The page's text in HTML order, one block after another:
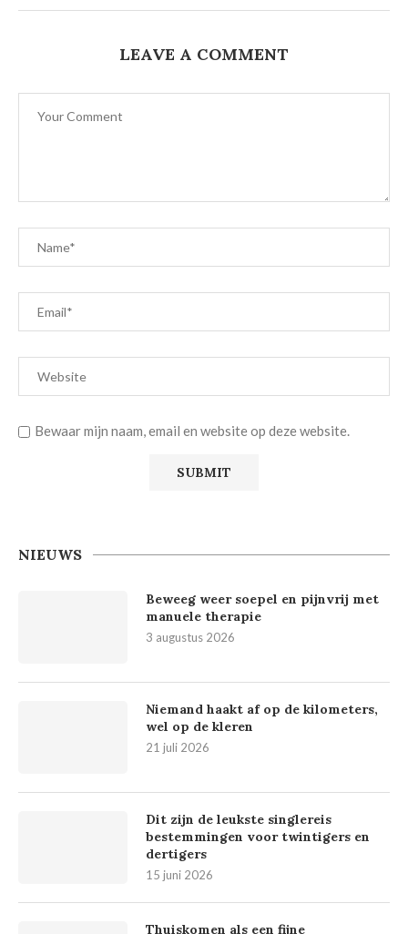
LEAVE A COMMENT
Bewaar mijn naam, email en website op deze website.
NIEUWS
Beweeg weer soepel en pijnvrij met
manuele therapie
3 augustus 2026
Niemand haakt af op de kilometers,
wel op de kleren
21 juli 2026
Dit zijn de leukste singlereis
bestemmingen voor twintigers en
dertigers
15 juni 2026
Thuiskomen als een fijne